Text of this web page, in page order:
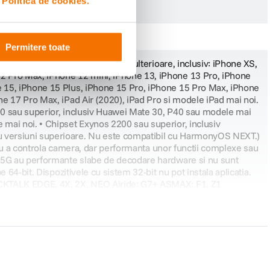
Permitere toate
imaginile sunt captate cu compresie H.265 de calitate inalta, fisierele 8K
de lumina slaba.
si cu iOS 13.0 sau versiuni ulterioare, inclusiv: iPhone XS,
Pro Max, iPhone 12 mini, iPhone 13, iPhone 13 Pro, iPhone
iPhone 15 Plus, iPhone 15 Pro, iPhone 15 Pro Max, iPhone
17 Pro Max, iPad Air (2020), iPad Pro si modele iPad mai noi.
superior, inclusiv Huawei Mate 30, P40 sau modele mai
noi. • Chipset Exynos 2200 sau superior, inclusiv
superioare. Nu este compatibil cu HarmonyOS NEXT.)
controla camera, dar performanta unor functii complexe sau
au performante slabe de decodare hardware si nu sunt
64-bit. Dispozitivele cu sistem 32-bit nu pot instala aplicatia.